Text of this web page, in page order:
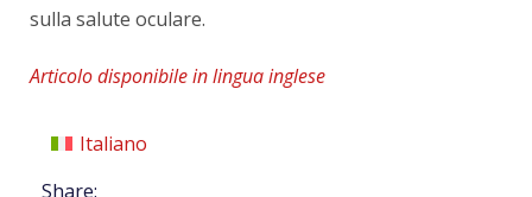
sulla salute oculare.
Articolo disponibile in lingua inglese
Italiano
Share: